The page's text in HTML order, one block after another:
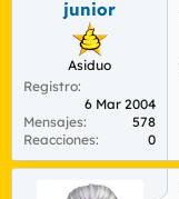
t
m
a
n
c
i
junior
Asiduo
Registro
6 Mar 2004
Mensajes
578
Reacciones
0